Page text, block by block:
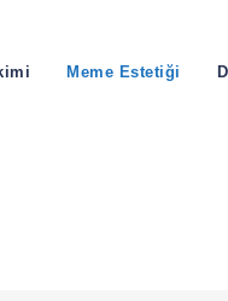
Meme Estetiği